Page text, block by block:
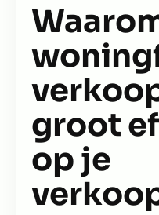
groot
op je